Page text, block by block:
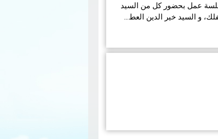
ديسمبر 2024 مـــ ، جلسة عمل بحضور كل من السيد
و السيد خير الدين العط…
يعرض تركيزات الملوثات